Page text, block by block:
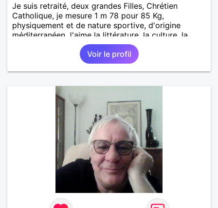
Je suis retraité, deux grandes Filles, Chrétien
Catholique, je mesure 1 m 78 pour 85 Kg,
physiquement et de nature sportive, d'origine
méditerranéen J'aime la littérature, la culture, la
moto, les voyages, la cinéphilie, le romantisme, la
marche sportive, le VTT, La pèche, les chiens, la
chasse , la nature. Je suis très affectueux et assez
romantique, très jeune d'esprit, j'aime plaisanter.
Voir le profil